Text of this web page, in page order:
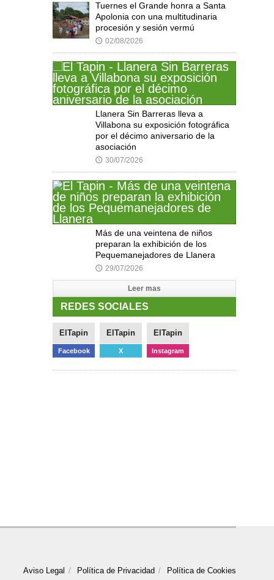
Tuernes el Grande honra a Santa
Apolonia con una multitudinaria
procesión y sesión vermú
🕔 02/08/2026
Llanera Sin Barreras lleva a
Villabona su exposición fotográfica
por el décimo aniversario de la
asociación
🕔 30/07/2026
Más de una veintena de niños
preparan la exhibición de los
Pequemanejadores de Llanera
🕔 29/07/2026
Leer mas
REDES SOCIALES
ElTapin
Facebook
ElTapin
X
ElTapin
Instagram
Aviso Legal Política de Privacidad Política de Cookies